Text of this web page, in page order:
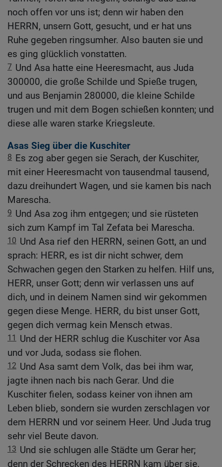
noch offen vor uns ist; denn wir haben den
HERRN, unsern Gott, gesucht, und er hat uns
Ruhe gegeben ringsumher. Also bauten sie und
es ging glücklich vonstatten.
7 Und Asa hatte eine Heeresmacht, aus Juda
300000, die große Schilde und Spieße trugen,
und aus Benjamin 280000, die kleine Schilde
trugen und mit dem Bogen schießen konnten; und
diese alle waren starke Kriegsleute.
Asas Sieg über die Kuschiter
8 Es zog aber gegen sie Serach, der Kuschiter,
mit einer Heeresmacht von tausendmal tausend,
dazu dreihundert Wagen, und sie kamen bis nach
Marescha.
9 Und Asa zog ihm entgegen; und sie rüsteten
sich zum Kampf im Tal Zefata bei Marescha.
10 Und Asa rief den HERRN, seinen Gott, an und
sprach: HERR, es ist dir nicht schwer, dem
Schwachen gegen den Starken zu helfen. Hilf uns,
HERR, unser Gott; denn wir verlassen uns auf
dich, und in deinem Namen sind wir gekommen
gegen diese Menge. HERR, du bist unser Gott,
gegen dich vermag kein Mensch etwas.
11
Und der HERR schlug die Kuschiter vor Asa
und vor Juda, sodass sie flohen.
12 Und Asa samt dem Volk, das bei ihm war,
jagte ihnen nach bis nach Gerar. Und die
Kuschiter fielen, sodass keiner von ihnen am
Leben blieb, sondern sie wurden zerschlagen vor
dem HERRN und vor seinem Heer. Und Juda trug
sehr viel Beute davon.
13 Und sie schlugen alle Städte um Gerar her;
denn der Schrecken des HERRN kam über sie.